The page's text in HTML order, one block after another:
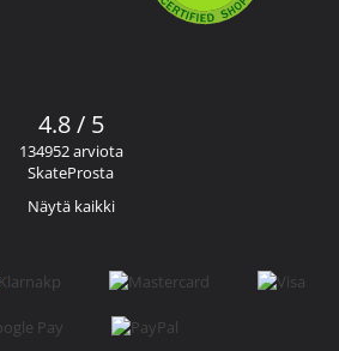
4.8 / 5
134952 arviota
SkateProsta
Näytä kaikki